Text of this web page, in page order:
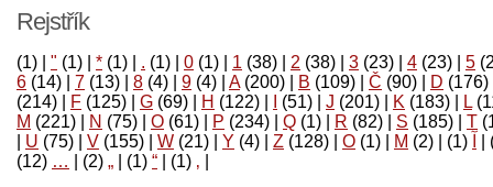
Rejstřík
(1) " (1) * (1) . (1) 0 (1) 1 (38) 2 (38) 3 (23) 4 (23) 5
6 (14) 7 (13) 8 (4) 9 (4) A(200) B (109) Č (90) D (176)
(214)
F (125) G (69) H (122) (51) J (201) K (183) L
M (221) N (75) O (61) P (234) Q (1) R (82) S (185) T
U (75) V (155) W (21) Y (4) Z (128) Ο (1) М (2)
(1)
‚
(1)
“
(1)
„
(2)
…
(12)